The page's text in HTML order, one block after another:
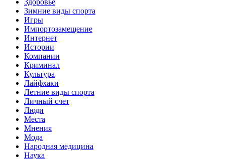
Здоровье
Зимние виды спорта
Игры
Импортозамещение
Интернет
Истории
Компании
Криминал
Культура
Лайфхаки
Летние виды спорта
Личный счет
Люди
Места
Мнения
Мода
Народная медицина
Наука